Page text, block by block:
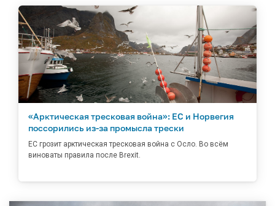
«Арктическая тресковая война»: ЕС и Норвегия
поссорились из-за промысла трески
ЕС грозит арктическая тресковая война с Осло. Во всём
виноваты правила после Brexit.